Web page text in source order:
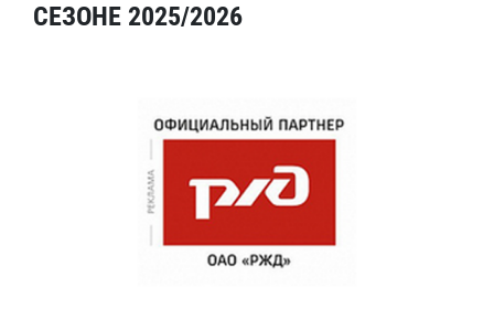
СЕЗОНЕ 2025/2026